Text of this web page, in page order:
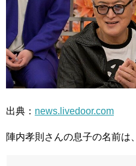
出典： news.livedoor.com
陣内孝則さんの息子の名前は、